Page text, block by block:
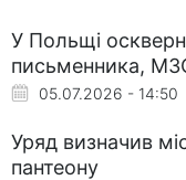
У Польщі
письменника,
05.07.2026 - 14:50
Уряд визначив
пантеону